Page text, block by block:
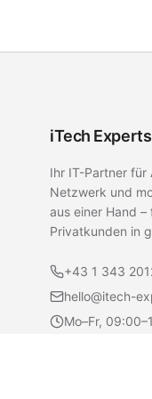
iTech Experts
Ihr IT-Partner für
Netzwerk und
aus einer Hand
Privatkunden in
+43 1 343
hello@itech-
Mo–Fr,